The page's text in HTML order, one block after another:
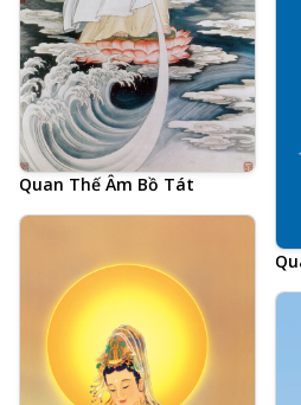
Quan Thế Âm Bồ Tát